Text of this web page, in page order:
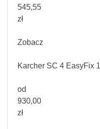
545,55
zł
Zobacz
Karcher SC 4 EasyFix
od
930,00
zł